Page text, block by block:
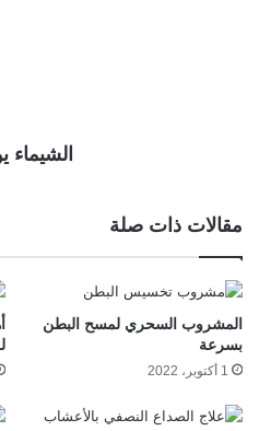
مقالات ذات صلة
المشروب السحري لمسح البطن
بسرعة
1 أكتوبر، 2022